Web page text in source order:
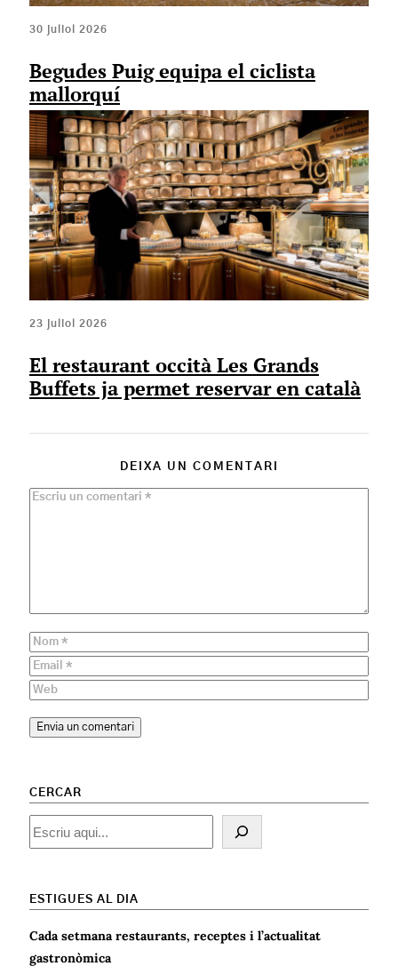
30 juliol 2026
Begudes Puig equipa el ciclista
mallorquí
23 juliol 2026
El restaurant occità Les Grands
Buffets ja permet reservar en català
DEIXA UN COMENTARI
CERCAR
Cercar
ESTIGUES AL DIA
Cada setmana restaurants, receptes i l’actualitat
gastronòmica